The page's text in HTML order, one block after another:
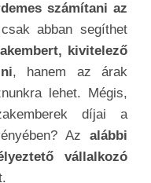
számítani az
abban segíthet
kivitelező
, hanem az árak
lehet. Mégis,
díjai a
Az alábbi
vállalkozó